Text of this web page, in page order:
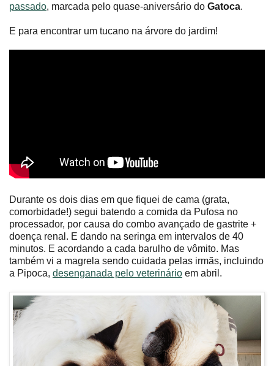
passado, marcada pelo quase-aniversário do Gatoca.
E para encontrar um tucano na árvore do jardim!
Durante os dois dias em que fiquei de cama (grata,
comorbidade!) segui batendo a comida da Pufosa no
processador, por causa do combo avançado de gastrite +
doença renal. E dando na seringa em intervalos de 40
minutos. E acordando a cada barulho de vômito. Mas
também vi a magrela sendo cuidada pelas irmãs, incluindo
a Pipoca, desenganada pelo veterinário em abril.